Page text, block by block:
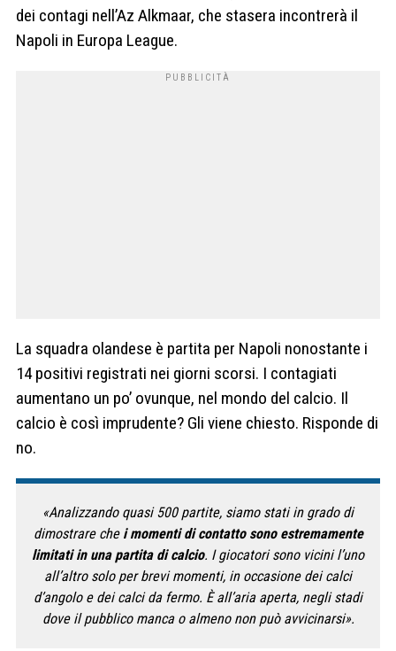
dei contagi nell’Az Alkmaar, che stasera incontrerà il
Napoli in Europa League.
La squadra olandese è partita per Napoli nonostante i
14 positivi registrati nei giorni scorsi. I contagiati
aumentano un po’ ovunque, nel mondo del calcio. Il
calcio è così imprudente? Gli viene chiesto. Risponde di
no.
«Analizzando quasi 500 partite, siamo stati in grado di
dimostrare che i momenti di contatto sono estremamente
limitati in una partita di calcio. I giocatori sono vicini l’uno
all’altro solo per brevi momenti, in occasione dei calci
d’angolo e dei calci da fermo. È all’aria aperta, negli stadi
dove il pubblico manca o almeno non può avvicinarsi».